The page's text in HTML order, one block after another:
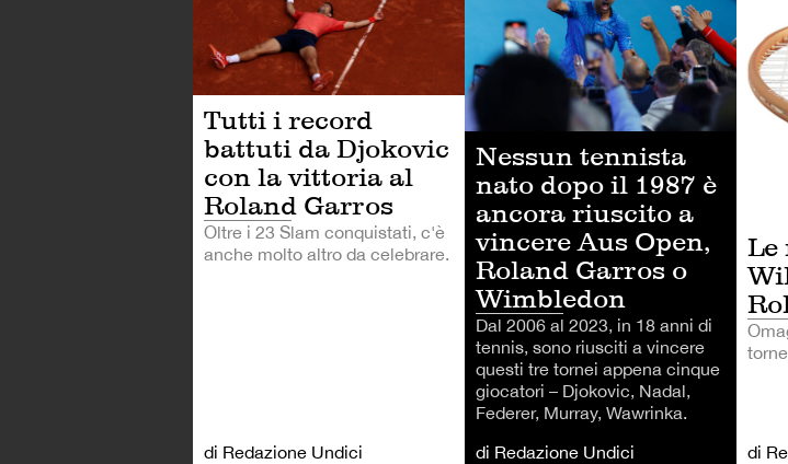
Tutti i record
battuti da Djokovic
con la vittoria al
Roland Garros
Oltre i 23 Slam conquistati, c'è
anche molto altro da celebrare.
di Redazione Undici
Nessun tennista
nato dopo il 1987 è
ancora riuscito a
vincere Aus Open,
Roland Garros o
Wimbledon
Dal 2006 al 2023, in 18 anni di
tennis, sono riusciti a vincere
questi tre tornei appena cinque
giocatori – Djokovic, Nadal,
Federer, Murray, Wawrinka.
di Redazione Undici
Le
di